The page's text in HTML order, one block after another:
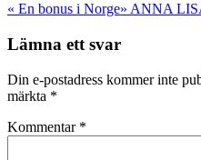
« En bonus i Norge» ANNA
Lämna ett svar
Din e-postadress kommer inte
märkta *
Kommentar *